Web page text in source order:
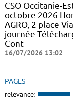
CSO Occitanie-
octobre 2026
AGRO, 2 place
journée
Cont
16/07/2026 13:02
PAGES
relevance: